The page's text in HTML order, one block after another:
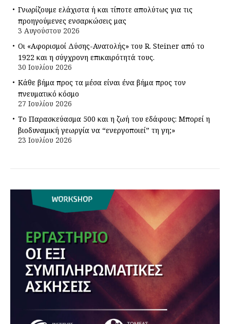
Γνωρίζουμε ελάχιστα ή και τίποτε απολύτως για τις
προηγούμενες ενσαρκώσεις μας
3 Αυγούστου 2026
Οι «Αφορισμοί Δύσης-Ανατολής» του R. Steiner από το
1922 και η σύγχρονη επικαιρότητά τους.
30 Ιουλίου 2026
Κάθε βήμα προς τα μέσα είναι ένα βήμα προς τον
πνευματικό κόσμο
27 Ιουλίου 2026
Το Παρασκεύασμα 500 και η ζωή του εδάφους: Μπορεί η
βιοδυναμική γεωργία να “ενεργοποιεί” τη γη;»
23 Ιουλίου 2026